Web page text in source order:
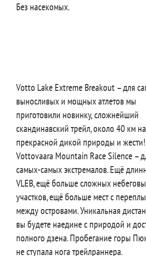
Без насекомых.
Votto Lake Extreme Breakout – для
выносливых и мощных атлетов мы
приготовили новинку, сложнейший
скандинавский трейл, около 40 км
прекрасной дикой природы и жести!
Vottovaara Mountain Race Silence –
самых-самых экстремалов. Ещё
VLEB, ещё больше сложных
участков, ещё больше мест с
между островами. Уникальная
вы будете наедине с природой и
полного дзена. Пробегание горы
не ступала нога трейлраннера.